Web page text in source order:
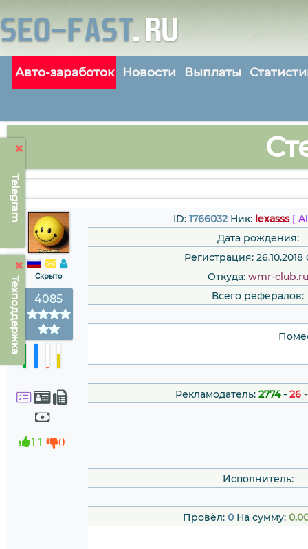
Telegram
Техподдержка
Авто-заработок Новости Выплаты
Скрыто
4085
11 0
ID: 1766032Ник: lexasss [
Дата рождения:
Регистрация: 26.10.2018
Откуда: wmr-club.ru
Всего рефералов:
Рекламодатель: 2774-26
Исполнитель:
Провёл: 0На сумму: